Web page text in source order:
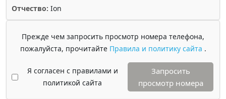
Отчество: Ion
Прежде чем запросить просмотр номера телефона,
пожалуйста, прочитайте Правила и политику сайта .
Я согласен с правилами и
политикой сайта
Запросить
просмотр номера